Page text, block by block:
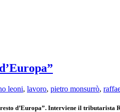
leoni, lavoro, pietro monsurrò,
d’Europa”. Interviene il tributarista